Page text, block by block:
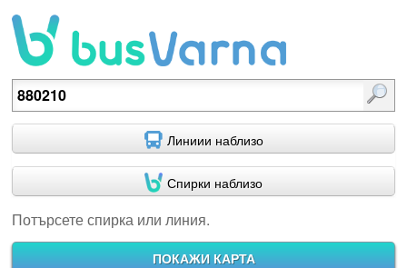
Потърсете спирка или линия.
Линиии наблизо
Спирки наблизо
Потърсете спирка или линия.
ПОКАЖИ КАРТА